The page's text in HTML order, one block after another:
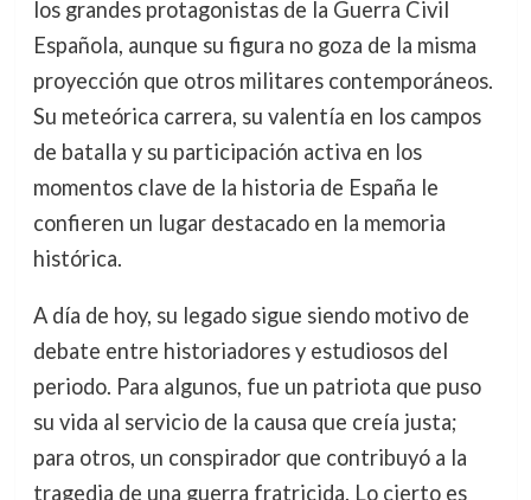
los grandes protagonistas de la Guerra Civil
Española, aunque su figura no goza de la misma
proyección que otros militares contemporáneos.
Su meteórica carrera, su valentía en los campos
de batalla y su participación activa en los
momentos clave de la historia de España le
confieren un lugar destacado en la memoria
histórica.
A día de hoy, su legado sigue siendo motivo de
debate entre historiadores y estudiosos del
periodo. Para algunos, fue un patriota que puso
su vida al servicio de la causa que creía justa;
para otros, un conspirador que contribuyó a la
tragedia de una guerra fratricida. Lo cierto es